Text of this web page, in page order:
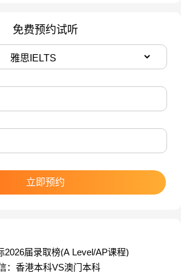
课程
化学、生物、经济、
地理、心理、计算机
高数
化学、生物、经济、
学
高数、物
理
心理、计算机
免费预约试听
立即预约
2026届录取榜(A Level/AP课程)
：香港本科VS澳门本科